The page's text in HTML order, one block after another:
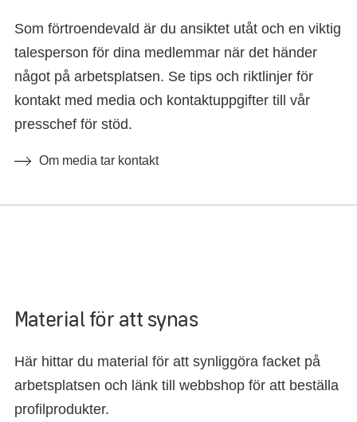
Som förtroendevald är du ansiktet utåt och en viktig
talesperson för dina medlemmar när det händer
något på arbetsplatsen. Se tips och riktlinjer för
kontakt med media och kontaktuppgifter till vår
presschef för stöd.
Om media tar kontakt
Material för att synas
Här hittar du material för att synliggöra facket på
arbetsplatsen och länk till webbshop för att beställa
profilprodukter.